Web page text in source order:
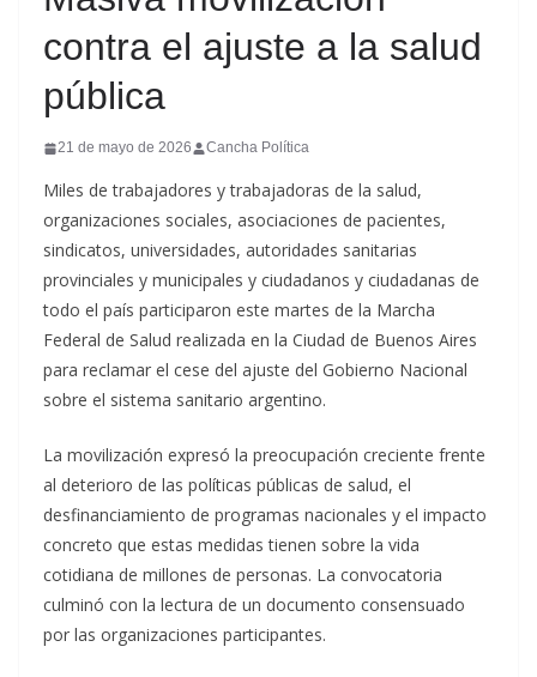
contra el ajuste a la salud
pública
21 de mayo de 2026 Cancha Política
Miles de trabajadores y trabajadoras de la salud,
organizaciones sociales, asociaciones de pacientes,
sindicatos, universidades, autoridades sanitarias
provinciales y municipales y ciudadanos y ciudadanas de
todo el país participaron este martes de la Marcha
Federal de Salud realizada en la Ciudad de Buenos Aires
para reclamar el cese del ajuste del Gobierno Nacional
sobre el sistema sanitario argentino.
La movilización expresó la preocupación creciente frente
al deterioro de las políticas públicas de salud, el
desfinanciamiento de programas nacionales y el impacto
concreto que estas medidas tienen sobre la vida
cotidiana de millones de personas. La convocatoria
culminó con la lectura de un documento consensuado
por las organizaciones participantes.